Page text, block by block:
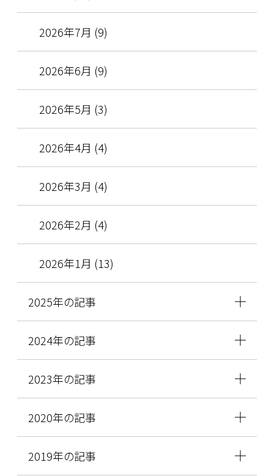
2026年7月 (9)
2026年6月 (9)
2026年5月 (3)
2026年4月 (4)
2026年3月 (4)
2026年2月 (4)
2026年1月 (13)
2025年の記事
2024年の記事
2023年の記事
2020年の記事
2019年の記事